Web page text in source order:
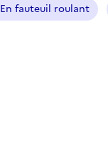
En fauteuil roulant